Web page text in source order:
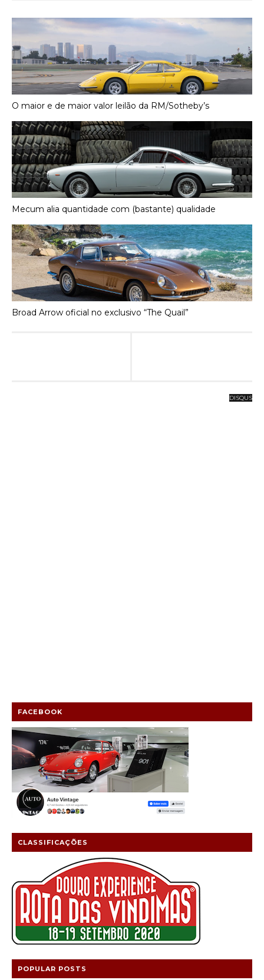
O maior e de maior valor leilão da RM/Sotheby’s
Mecum alia quantidade com (bastante) qualidade
Broad Arrow oficial no exclusivo “The Quail”
DISQUS
FACEBOOK
CLASSIFICAÇÕES
POPULAR POSTS